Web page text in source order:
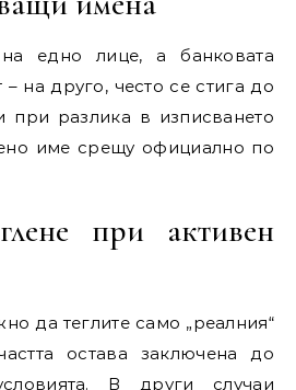
едно лице, а банковата
на друго, често се стига до
при разлика в изписването
име срещу официално по
при активен
да теглите само „реалния“
остава заключена до
В други случаи